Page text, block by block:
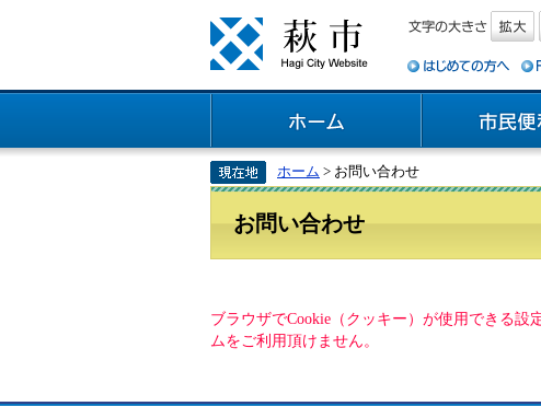
ホーム > お問い合わせ
お問い合わせ
ブラウザでCookie（クッキー）が使用できる
ムをご利用頂けません。